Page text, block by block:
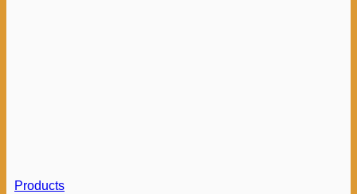
Products